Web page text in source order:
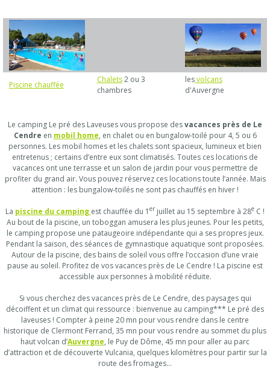
Piscine chauffée
Chalets2 ou 3
chambres
lesvolcans
d'Auvergne
Le camping Le pré des Laveuses vous propose desvacances près de Le
Cendre en mobil home, en chalet ou en bungalow-toilé pour 4, 5 ou 6
personnes. Les mobil homes et les chalets sont spacieux, lumineux et bien
entretenus ; certains d’entre eux sont climatisés. Toutes ces locations de
vacances ont une terrasse et un salon de jardin pour vous permettre de
profiter du grand air. Vous pouvez réservez ces locations toute l’année. Mais
attention : les bungalow-toilés ne sont pas chauffés en hiver !
La piscine du camping est chauffée du 1 er juillet au 15 septembre à 28e C !
Au bout de la piscine, un toboggan amusera les plus jeunes. Pour les petits,
le camping propose une pataugeoire indépendante qui a ses propres jeux.
Pendant la saison, des séances de gymnastique aquatique sont proposées.
Autour de la piscine, des bains de soleil vous offre l’occasion d’une vraie
pause au soleil. Profitez de vos vacances près de Le Cendre ! La piscine est
accessible aux personnes à mobilité réduite.
Si vous cherchez des vacances près de Le Cendre, des paysages qui
décoiffent et un climat qui ressource : bienvenue au camping*** Le pré des
laveuses ! Compter à peine 20 mn pour vous rendre dans le centre
historique de Clermont Ferrand, 35 mn pour vous rendre au sommet du plus
haut volcan d’Auvergne, le Puy de Dôme, 45 mn pour aller au parc
d’attraction et de découverte Vulcania, quelques kilomètres pour partir sur la
route des fromages…